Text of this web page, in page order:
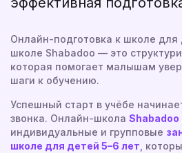
Онлайн-подготовка к школе для
школе Shabadoo — это
которая помогает малышам
шаги к обучению.
Успешный старт в учёбе
звонка. Онлайн-школа Shabadoo
индивидуальные и групповые
школе для детей 5–6 лет ,